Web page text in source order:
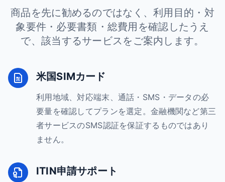
商品を先に勧めるのではなく、利用目的・対
象要件・必要書類・総費用を確認したうえ
で、該当するサービスをご案内します。
米国SIMカード
利用地域、対応端末、通話・SMS・データの必
要量を確認してプランを選定。金融機関など第三
者サービスのSMS認証を保証するものではあり
ません。
ITIN申請サポート